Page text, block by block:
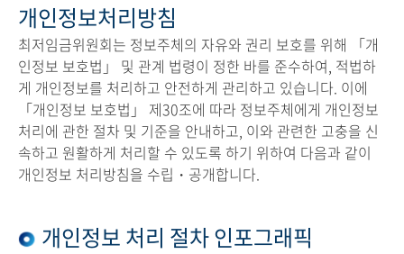
개인정보처리방침
최저임금위원회는 정보주체의 자유와 권리 보호를 위해 「개
인정보 보호법」 및 관계 법령이 정한 바를 준수하여, 적법하
게 개인정보를 처리하고 안전하게 관리하고 있습니다. 이에
「개인정보 보호법」 제30조에 따라 정보주체에게 개인정보
처리에 관한 절차 및 기준을 안내하고, 이와 관련한 고충을 신
속하고 원활하게 처리할 수 있도록 하기 위하여 다음과 같이
개인정보 처리방침을 수립・공개합니다.
개인정보 처리 절차 인포그래픽